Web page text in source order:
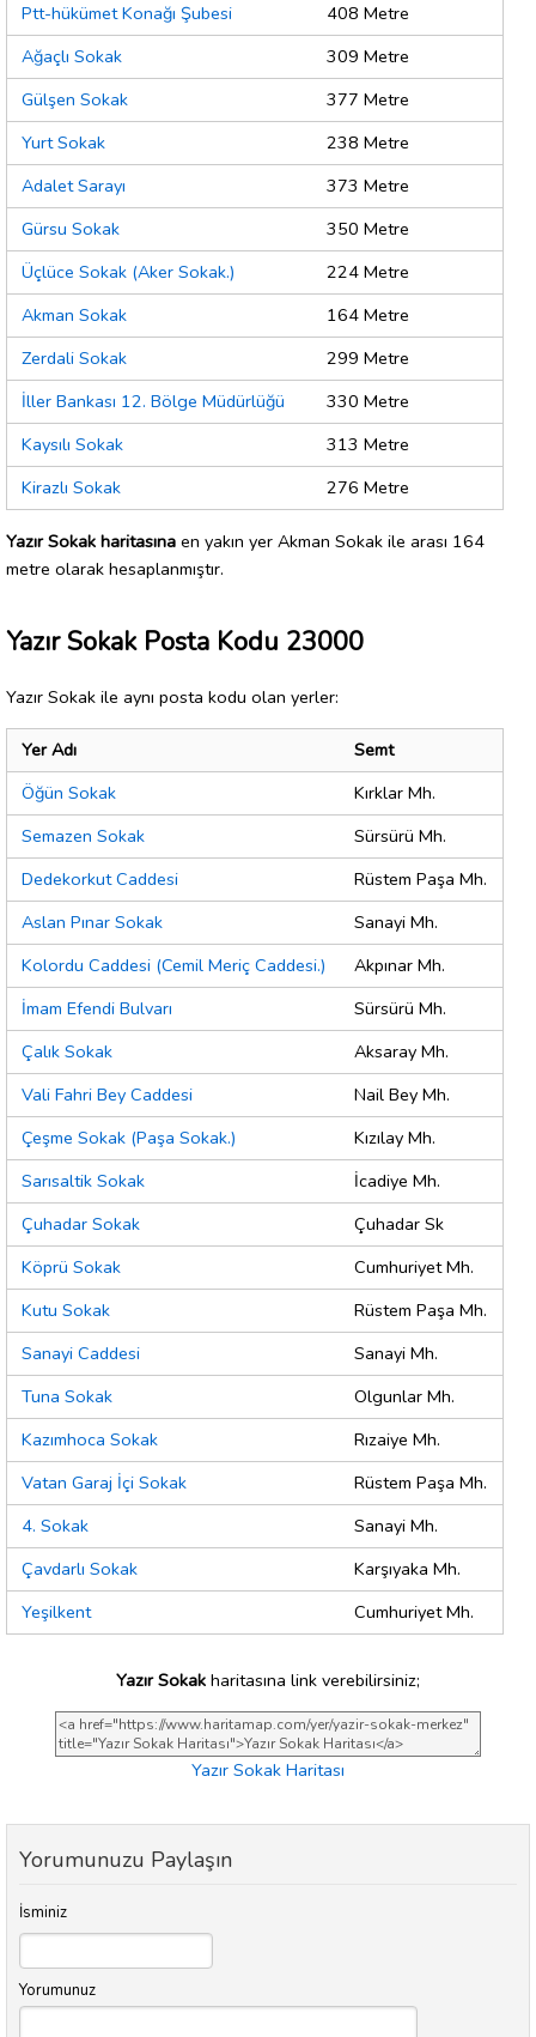
Ptt-hükümet Konağı Şubesi
408 Metre
Ağaçlı Sokak
309 Metre
Gülşen Sokak
377 Metre
Yurt Sokak
238 Metre
Adalet Sarayı
373 Metre
Gürsu Sokak
350 Metre
Üçlüce Sokak (Aker Sokak.)
224 Metre
Akman Sokak
164 Metre
Zerdali Sokak
299 Metre
İller Bankası 12. Bölge Müdürlüğü
330 Metre
Kaysılı Sokak
313 Metre
Kirazlı Sokak
276 Metre
Yazır Sokak haritasına en yakın yer Akman Sokak ile arası 164
metre olarak hesaplanmıştır.
Yazır Sokak Posta Kodu 23000
Yazır Sokak ile aynı posta kodu olan yerler:
Yer Adı
Semt
Öğün Sokak
Kırklar Mh.
Semazen Sokak
Sürsürü Mh.
Dedekorkut Caddesi
Rüstem Paşa Mh.
Aslan Pınar Sokak
Sanayi Mh.
Kolordu Caddesi (Cemil Meriç Caddesi.)
Akpınar Mh.
İmam Efendi Bulvarı
Sürsürü Mh.
Çalık Sokak
Aksaray Mh.
Vali Fahri Bey Caddesi
Nail Bey Mh.
Çeşme Sokak (Paşa Sokak.)
Kızılay Mh.
Sarısaltik Sokak
İcadiye Mh.
Çuhadar Sokak
Çuhadar Sk
Köprü Sokak
Cumhuriyet Mh.
Kutu Sokak
Rüstem Paşa Mh.
Sanayi Caddesi
Sanayi Mh.
Tuna Sokak
Olgunlar Mh.
Kazımhoca Sokak
Rızaiye Mh.
Vatan Garaj İçi Sokak
Rüstem Paşa Mh.
4. Sokak
Sanayi Mh.
Çavdarlı Sokak
Karşıyaka Mh.
Yeşilkent
Cumhuriyet Mh.
Yazır Sokak haritasına link verebilirsiniz;
Yazır Sokak Haritası
Yorumunuzu Paylaşın
İsminiz
Yorumunuz